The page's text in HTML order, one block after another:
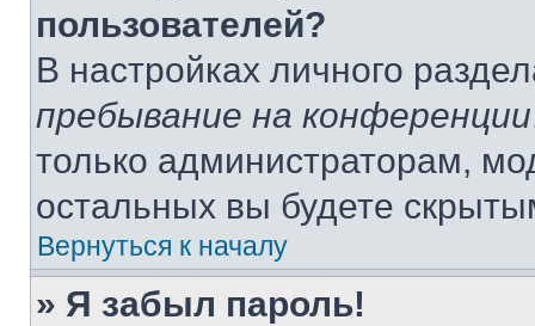
пользователей?
В настройках личного
пребывание на конференции
только администраторам,
остальных вы будете
Вернуться к началу
» Я забыл пароль!